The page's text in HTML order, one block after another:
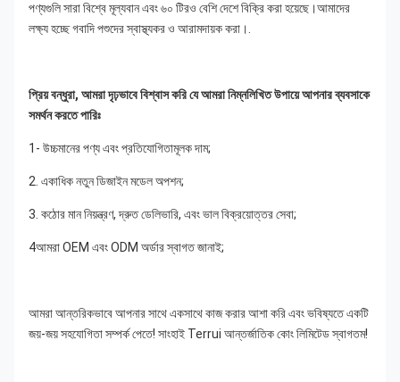
পণ্যগুলি সারা বিশ্বে মূল্যবান এবং ৬০ টিরও বেশি দেশে বিক্রি করা হয়েছে।আমাদের
লক্ষ্য হচ্ছে গবাদি পশুদের স্বাস্থ্যকর ও আরামদায়ক করা।.
প্রিয় বন্ধুরা, আমরা দৃঢ়ভাবে বিশ্বাস করি যে আমরা নিম্নলিখিত উপায়ে আপনার ব্যবসাকে
সমর্থন করতে পারিঃ
1- উচ্চমানের পণ্য এবং প্রতিযোগিতামূলক দাম;
2. একাধিক নতুন ডিজাইন মডেল অপশন;
3. কঠোর মান নিয়ন্ত্রণ, দ্রুত ডেলিভারি, এবং ভাল বিক্রয়োত্তর সেবা;
4আমরা OEM এবং ODM অর্ডার স্বাগত জানাই;
আমরা আন্তরিকভাবে আপনার সাথে একসাথে কাজ করার আশা করি এবং ভবিষ্যতে একটি
জয়-জয় সহযোগিতা সম্পর্ক পেতে! সাংহাই Terrui আন্তর্জাতিক কোং লিমিটেড স্বাগতম!